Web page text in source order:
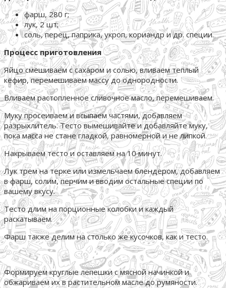
фарш, 280 г;
лук, 2 шт;
соль, перец, паприка, укроп, кориандр и др. специи.
Процесс приготовления
Яйцо смешиваем с сахаром и солью, вливаем теплый
кефир, перемешиваем массу до однородности.
Вливаем растопленное сливочное масло, перемешиваем.
Муку просеиваем и всыпаем частями, добавляем
разрыхлитель. Тесто вымешивайте и добавляйте муку,
пока масса не стане гладкой, равномерной и не липкой.
Накрываем тесто и оставляем на 10 минут.
Лук трем на терке или измельчаем блендером, добавляем
в фарш, солим, перчим и вводим остальные специи по
вашему вкусу.
Тесто длим на порционные колобки и каждый
раскатываем.
Фарш также делим на столько же кусочков, как и тесто.
Формируем круглые лепешки с мясной начинкой и
обжариваем их в растительном масле до румяности.